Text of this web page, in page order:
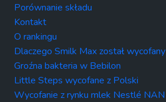
Porównanie składu
Kontakt
O rankingu
Dlaczego Smilk Max został wycofany
Groźna bakteria w Bebilon
Little Steps wycofane z Polski
Wycofanie z rynku mlek Nestlé NAN